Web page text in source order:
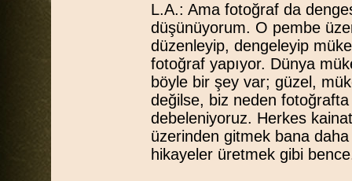
L.A.: Ama fotoğraf da
düşünüyorum. O pembe
düzenleyip, dengeleyip
fotoğraf yapıyor. Dünya
böyle bir şey var; güzel,
değilse, biz neden
debeleniyoruz. Herkes
üzerinden gitmek bana
hikayeler üretmek gibi